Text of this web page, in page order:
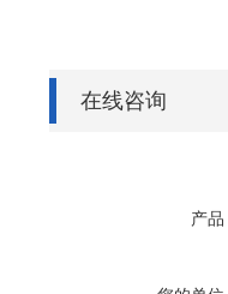
在线咨询
产品